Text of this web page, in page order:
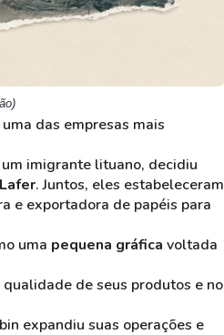
das empresas mais
um imigrante lituano, decidiu
. Juntos, eles estabeleceram
e exportadora de papéis para
uma pequena gráfica voltada
de seus produtos e no
expandiu suas operações e